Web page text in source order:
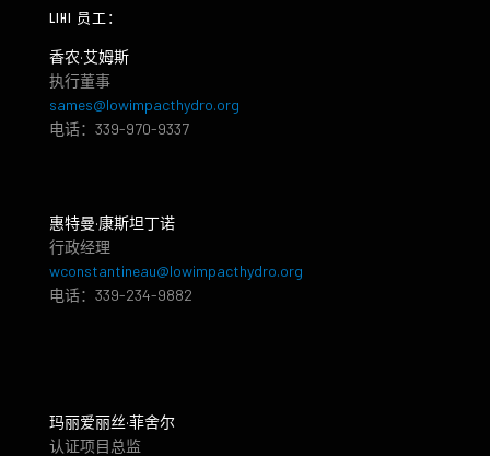
LIHI 员工：
香农·艾姆斯
执行董事
sames@lowimpacthydro.org
电话：339-970-9337
惠特曼·康斯坦丁诺
行政经理
wconstantineau@lowimpacthydro.org
电话：339-234-9882
玛丽爱丽丝·菲舍尔
认证项目总监